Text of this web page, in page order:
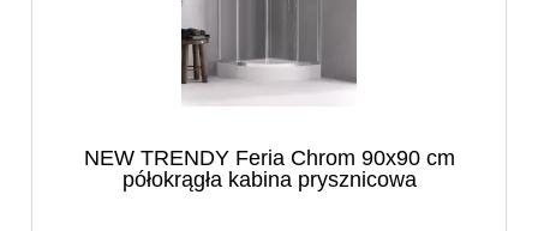
NEW TRENDY Feria Chrom 90x90 cm
półokrągła kabina prysznicowa